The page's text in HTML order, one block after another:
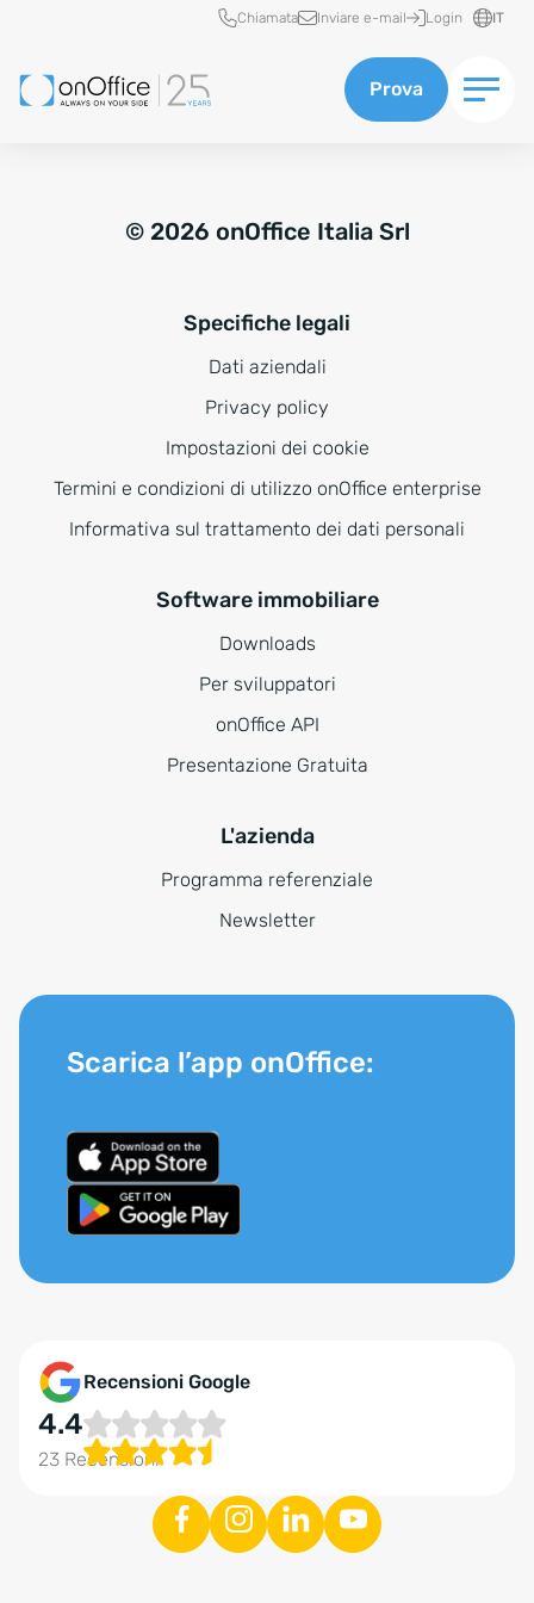
Accesso rapido
Chiamata Inviare e-mail Login IT
Prova
© 2026 onOffice Italia Srl
Specifiche legali
Dati aziendali
Privacy policy
Impostazioni dei cookie
Termini e condizioni di utilizzo onOffice enterprise
Informativa sul trattamento dei dati personali
Software immobiliare
Downloads
Per sviluppatori
onOffice API
Presentazione Gratuita
L'azienda
Programma referenziale
Newsletter
Recensioni Google
4.4
23 Recensioni
Scarica l’app onOffice: